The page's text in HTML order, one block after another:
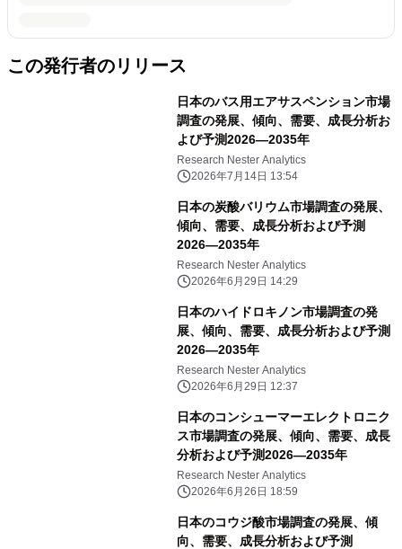
この発行者のリリース
日本のバス用エアサスペンション市場
調査の発展、傾向、需要、成長分析お
よび予測2026―2035年
Research Nester Analytics
2026年7月14日 13:54
日本の炭酸バリウム市場調査の発展、
傾向、需要、成長分析および予測
2026―2035年
Research Nester Analytics
2026年6月29日 14:29
日本のハイドロキノン市場調査の発
展、傾向、需要、成長分析および予測
2026―2035年
Research Nester Analytics
2026年6月29日 12:37
日本のコンシューマーエレクトロニク
ス市場調査の発展、傾向、需要、成長
分析および予測2026―2035年
Research Nester Analytics
2026年6月26日 18:59
日本のコウジ酸市場調査の発展、傾
向、需要、成長分析および予測